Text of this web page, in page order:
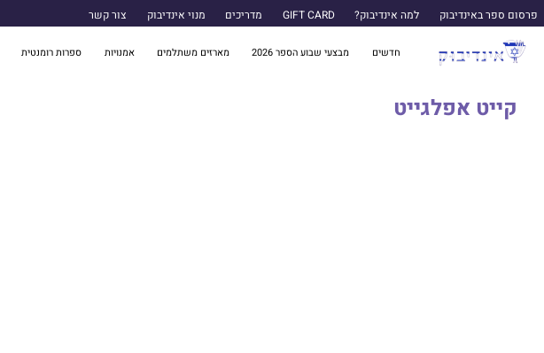
פרסום ספר באינדיבוק למה אינדיבוק? GIFT CARD מדריכים מנוי אינדיבוק צור קשר
חדשים מבצעי שבוע הספר 2026 מארזים משתלמים אמנויות ספרות רומנטית
קייט אפלגייט